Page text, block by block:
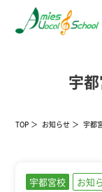
宇
TOP お知らせ 宇都
宇都宮校 お知